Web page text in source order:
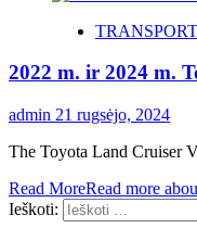
2022 m. ir 2024 m.
admin 21 rugsėjo, 2024
The Toyota Land Cruiser
Read MoreRead more
Ieškoti: